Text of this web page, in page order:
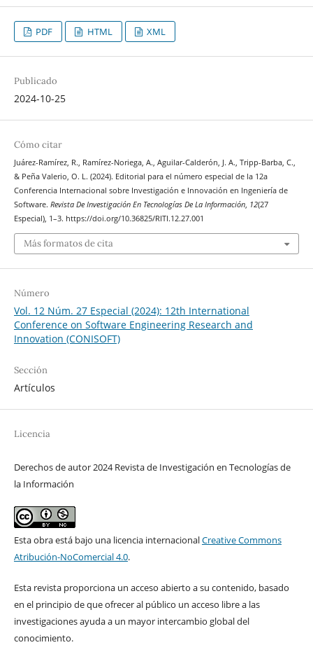
PDF HTML XML
Publicado
2024-10-25
Cómo citar
Juárez-Ramírez, R., Ramírez-Noriega, A., Aguilar-Calderón, J. A., Tripp-Barba, C.,
& Peña Valerio, O. L. (2024). Editorial para el número especial de la 12a
Conferencia Internacional sobre Investigación e Innovación en Ingeniería de
Software. Revista De Investigación En Tecnologías De La Información, 12(27
Especial), 1–3. https://doi.org/10.36825/RITI.12.27.001
Más formatos de cita
Número
Vol. 12 Núm. 27 Especial (2024): 12th International
Conference on Software Engineering Research and
Innovation (CONISOFT)
Sección
Artículos
Licencia
Derechos de autor 2024 Revista de Investigación en Tecnologías de
la Información
Esta obra está bajo una licencia internacionalCreative Commons
Atribución-NoComercial 4.0.
Esta revista proporciona un acceso abierto a su contenido, basado
en el principio de que ofrecer al público un acceso libre a las
investigaciones ayuda a un mayor intercambio global del
conocimiento.